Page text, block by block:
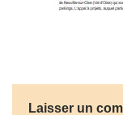
Laisser un